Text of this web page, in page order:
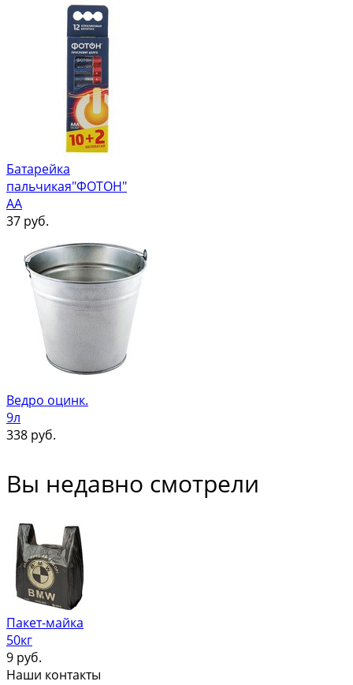
Батарейка
пальчикая"ФОТОН"
АА
37 руб.
Ведро оцинк.
9л
338 руб.
Вы недавно смотрели
Пакет-майка
50кг
9 руб.
Наши контакты